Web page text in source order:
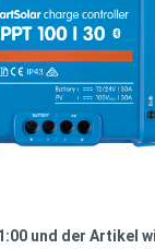
und der Artikel